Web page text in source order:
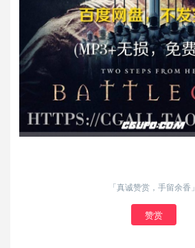
「真诚赞赏，手留余香」
赞赏